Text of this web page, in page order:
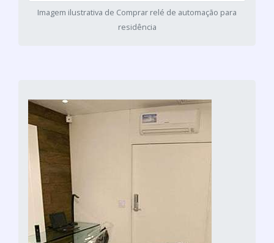
Imagem ilustrativa de Comprar relé de automação para
residência